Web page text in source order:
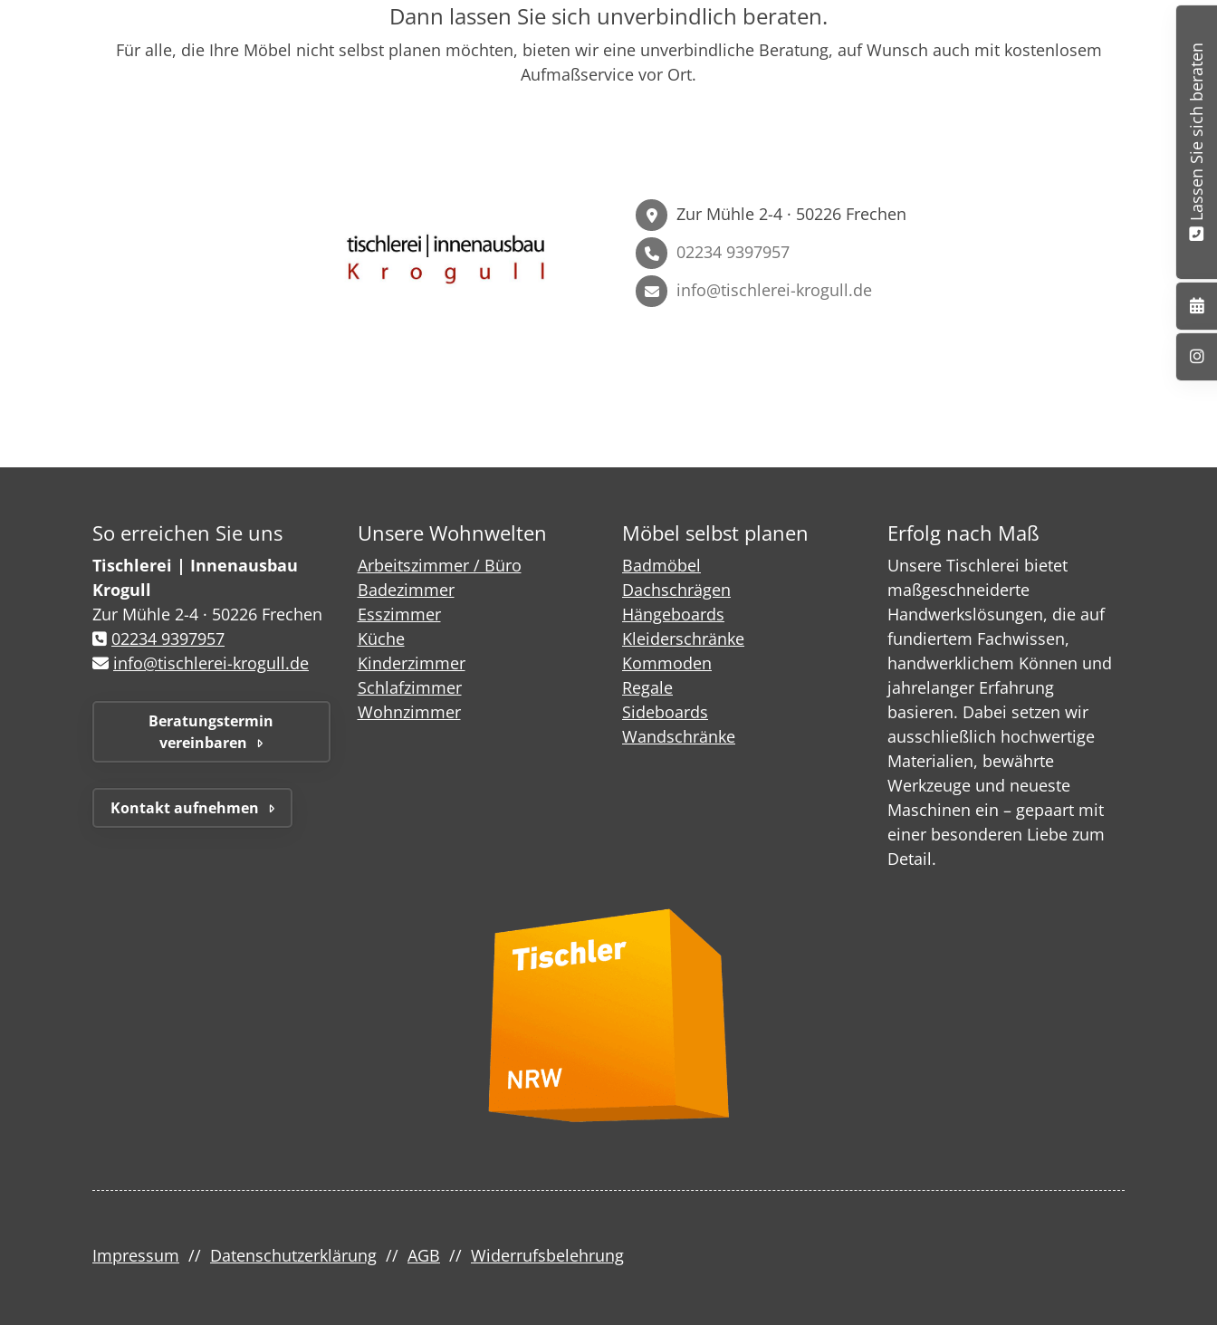
Dann lassen Sie sich unverbindlich beraten.
Für alle, die Ihre Möbel nicht selbst planen möchten, bieten wir eine unverbindliche Beratung, auf Wunsch auch mit kostenlosem
Aufmaßservice vor Ort.
Zur Mühle 2-4 · 50226 Frechen
02234 9397957
info@tischlerei-krogull.de
So erreichen Sie uns
Tischlerei | Innenausbau
Krogull
Zur Mühle 2-4 · 50226 Frechen
02234 9397957
info@tischlerei-krogull.de
Beratungstermin
vereinbaren
Kontakt aufnehmen
Unsere Wohnwelten
Arbeitszimmer / Büro
Badezimmer
Esszimmer
Küche
Kinderzimmer
Schlafzimmer
Wohnzimmer
Möbel selbst planen
Badmöbel
Dachschrägen
Hängeboards
Kleiderschränke
Kommoden
Regale
Sideboards
Wandschränke
Erfolg nach Maß
Unsere Tischlerei bietet
maßgeschneiderte
Handwerkslösungen, die auf
fundiertem Fachwissen,
handwerklichem Können und
jahrelanger Erfahrung
basieren. Dabei setzen wir
ausschließlich hochwertige
Materialien, bewährte
Werkzeuge und neueste
Maschinen ein – gepaart mit
einer besonderen Liebe zum
Detail.
Impressum // Datenschutzerklärung // AGB // Widerrufsbelehrung
Lassen Sie sich beraten